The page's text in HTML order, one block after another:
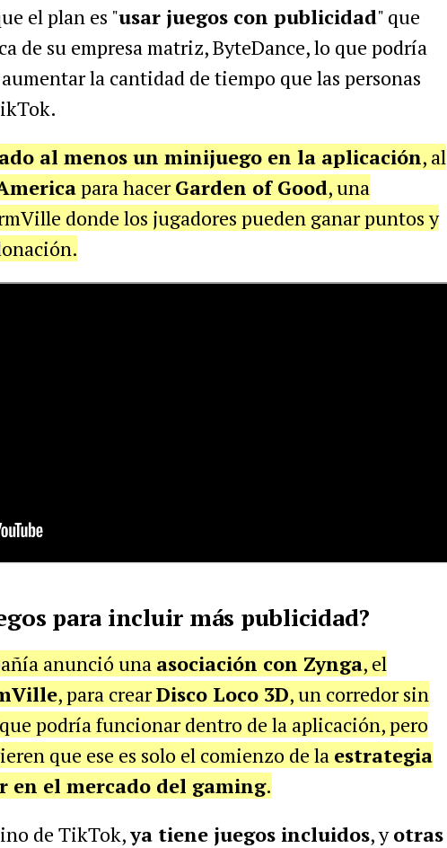
el plan es "usar juegos con publicidad" que
de su empresa matriz, ByteDance, lo que podría
la cantidad de tiempo que las personas
al menos un minijuego en la aplicación, al
para hacerGarden of Good, una
donde los jugadores pueden ganar puntos y
para incluir más publicidad?
anunció una asociación con Zynga, el
, para crearDisco Loco 3D, un corredor sin
que podría funcionar dentro de la aplicación, pero
que ese es solo el comienzo de la estrategia
en el mercado del gaming.
de TikTok,ya tiene juegos incluidos, yotras